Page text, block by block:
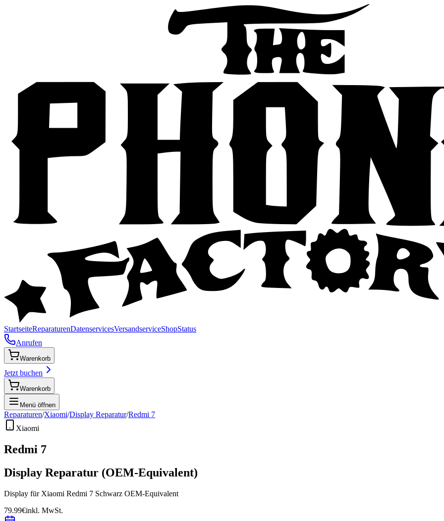
StartseiteReparaturenDatenservicesVersandserviceShopStatus
Anrufen
Warenkorb
Jetzt buchen
Warenkorb
Menü öffnen
Reparaturen/Xiaomi/Display Reparatur/Redmi 7
Xiaomi
Redmi 7
Display Reparatur (OEM-Equivalent)
Display für Xiaomi Redmi 7 Schwarz OEM-Equivalent
79.99€inkl. MwSt.